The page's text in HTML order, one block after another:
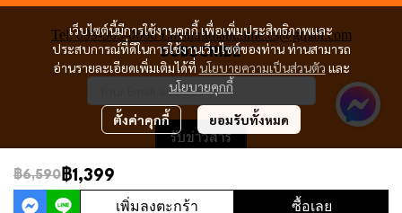
฿6,590 ฿1,399
เพิ่มลงตะกร้า ซื้อเลย
เว็บไซต์นี้มีการใช้งานคุกกี้ เพื่อเพิ่มประสิทธิภาพและ
ประสบการณ์ที่ดีในการใช้งานเว็บไซต์ของท่าน ท่านสามารถ
อ่านรายละเอียดเพิ่มเติมได้ที่ นโยบายความเป็นส่วนตัว และ
นโยบายคุกกี้
ตั้งค่าคุกกี้ ยอมรับทั้งหมด
Tel: 099-505-0666 Email:radiant.time.cs@gmail.com
SUBSCRIBE
รับข่าวสาร